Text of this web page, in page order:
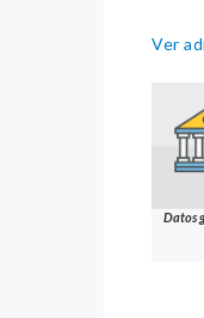
Ver
Datos